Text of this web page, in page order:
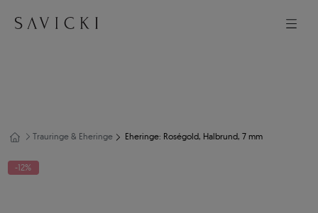
Trauringe & Eheringe Eheringe: Roségold, Halbrund, 7 mm
-12%